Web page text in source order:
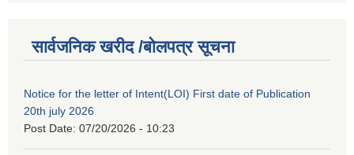
सार्वजनिक खरीद /बोलपत्र सूचना
Notice for the letter of Intent(LOI) First date of Publication
20th july 2026
Post Date: 07/20/2026 - 10:23